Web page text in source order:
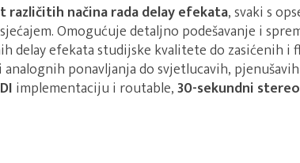
različitih načina rada delay efekata, svaki s
Omogućuje detaljno podešavanje i
delay efekata studijske kvalitete do zasićenih i
analognih ponavljanja do svjetlucavih,
implementaciju i routable,30-sekundni